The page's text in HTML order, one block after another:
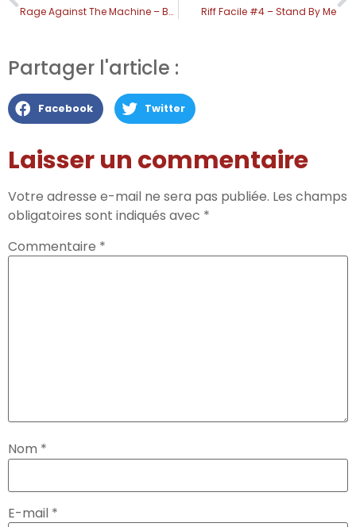
Rage Against The Machine – Bombtrack Riff Facile #4 – Stand By Me
Partager l'article :
Facebook Twitter
Laisser un commentaire
Votre adresse e-mail ne sera pas publiée. Les champs
obligatoires sont indiqués avec *
Commentaire *
Nom *
E-mail *